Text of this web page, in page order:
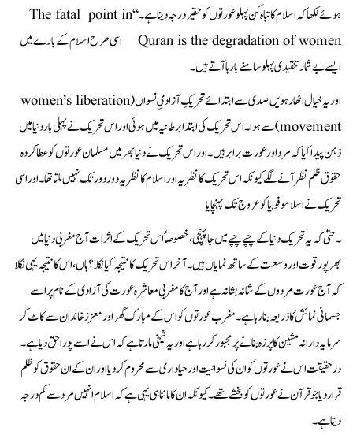
ہوئے لکھا کہ اسلام کا تباہ کن پہلو عورتوں کو حقیر درجہ دینا ہے۔ “The fatal point in
Quran is the degradation of women اسی طرح اسلام کے بارے میں
ایسے بے شمار تنقیدی پہلو سامنے بارہا آتے ہیں۔
اور یہ خیال اٹھارہویں صدی سے ابتدائے تحریکِ آزادیِ نسواں (women’s liberation
movement) سے ہوا۔ اس تحریک کی ابتدا برطانیہ میں ہوئی اور اس تحریک نے پہلی بار دنیا میں
ذہن پیدا کیا کہ مرد اور عورت برابر ہیں۔ اور اس تحریک نے دنیا بھر میں مسلمان عورتوں کو عطا کردہ
حقوق ظلم نظر آنے لگے کیونکہ اس تحریک کا نظریہ اور اسلام کا نظریہ دور دور تک نہیں ملتا تھا ۔ اور اسی
تحریک نے اسلاموفوبیا کو عروج تک پہنچایا
۔ حتیٰ کہ یہ تحریک دنیا کے چپے چپے میں جا پہنچی، خصوصاً اس تحریک کے اثرات آج مغربی دنیا میں
بھرپور قوت اور وسعت کے ساتھ نمایاں ہیں ۔آخر اس تحریک کا نتیجہ کیا نکلا؟ ہاں، اس کا نتیجہ یہی نکلا
کہ آج عورت مردوں کے شانہ بشانہ ہے اور آج کا مغربی معاشرہ عورت کی آزادی کے نام پر اسے
جسمانی نمائش کا ذریعہ بنا رہا ہے۔ مغرب عورتوں کو اس کے مبارک گھر اور معزز خاندان سے کاٹ کر
سرمایہ دارانہ مشین کا پرزہ بنانے پر مجبور کر رہا ہے اور یہ شیخی مارتا ہے کہ اس نے اسے پورا حق دیا ہے۔
درحقیقت اس نے عورتوں کو ان کی نسوانیت اور حیاداری سے محروم کر دیا اور ان کے ان حقوق کو ظلم
قرار دیا جو قرآن نے عورتوں کو بخشے تھے ۔ کیونکہ ان کا ماننا ہی یہی ہے کہ اسلام انہیں مرد سے کم درجہ
دیتا ہے۔